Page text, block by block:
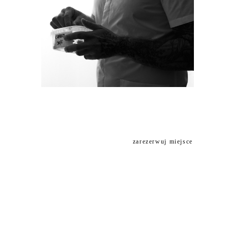
zarezerwuj miejsce